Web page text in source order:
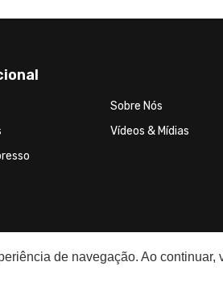
Sobre Nós
Vídeos & Mídias
de navegação. Ao continuar,